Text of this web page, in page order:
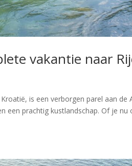
vakantie naar
is een verborgen parel aan de
een prachtig kustlandschap. Of je